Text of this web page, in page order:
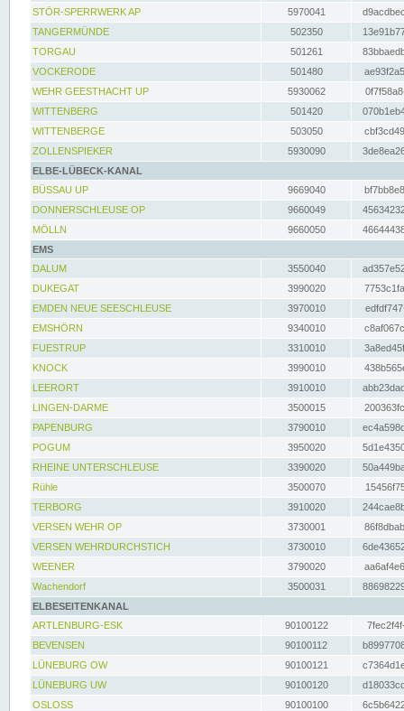
STÖR-SPERRWERK AP 5970041
TANGERMÜNDE
502350
TORGAU
501261
VOCKERODE
501480
WEHR GEESTHACHT UP
5930062
WITTENBERG
501420
WITTENBERGE
503050
ZOLLENSPIEKER
5930090
ELBE-LÜBECK-KANAL
BÜSSAU UP
9669040
DONNERSCHLEUSE OP
9660049
MÖLLN
9660050
EMS
DALUM
3550040
DUKEGAT
3990020
EMDEN NEUE SEESCHLEUSE
3970010
EMSHÖRN
9340010
FUESTRUP
3310010
KNOCK
3990010
LEERORT
3910010
LINGEN-DARME
3500015
PAPENBURG
3790010
POGUM
3950020
RHEINE UNTERSCHLEUSE
3390020
Rühle
3500070
TERBORG
3910020
VERSEN WEHR OP
3730001
VERSEN WEHRDURCHSTICH
3730010
WEENER
3790020
Wachendorf
3500031
ELBESEITENKANAL
ARTLENBURG-ESK
90100122
BEVENSEN
90100112
LÜNEBURG OW
90100121
LÜNEBURG UW
90100120
OSLOSS
90100100